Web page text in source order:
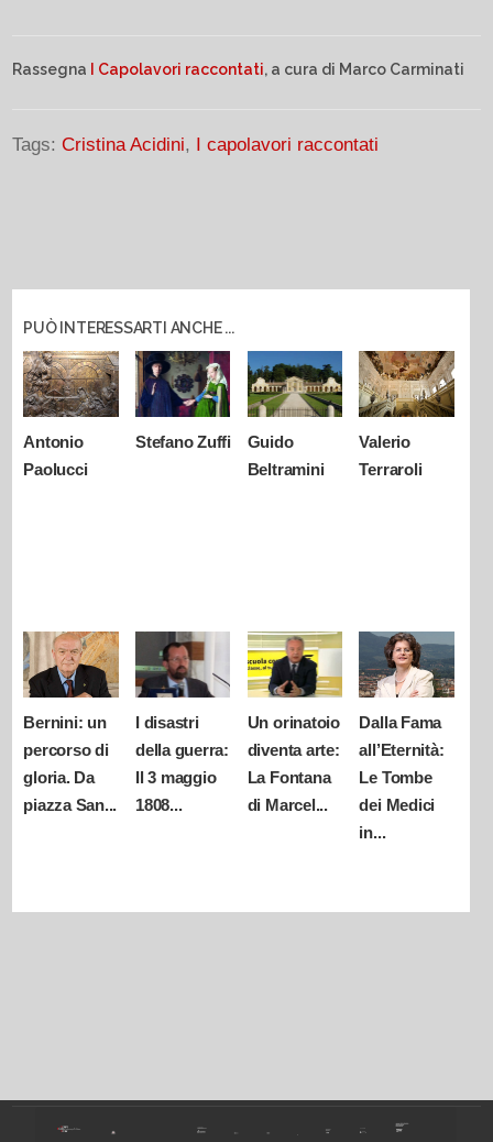
Rassegna I Capolavori raccontati, a cura di Marco Carminati
Tags: Cristina Acidini, I capolavori raccontati
PUÒ INTERESSARTI ANCHE ...
Antonio
Paolucci
Stefano Zuffi
Guido
Beltramini
Valerio
Terraroli
Bernini: un
percorso di
gloria. Da
piazza San...
I disastri
della guerra:
Il 3 maggio
1808...
Un orinatoio
diventa arte:
La Fontana
di Marcel...
Dalla Fama
all’Eternità:
Le Tombe
dei Medici
in...